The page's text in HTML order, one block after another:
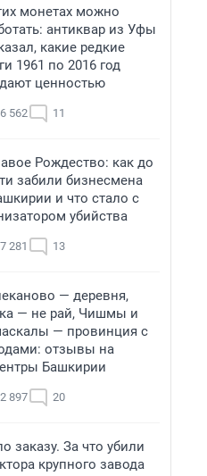
монетах можно
антиквар из Уфы
какие редкие
1961 по 2016 год
ценностью
562 11
Рождество: как до
забили бизнесмена
и что стало с
убийства
281 13
— деревня,
— не рай, Чишмы и
— провинция с
отзывы на
Башкирии
897 20
заказу. За что убили
крупного завода